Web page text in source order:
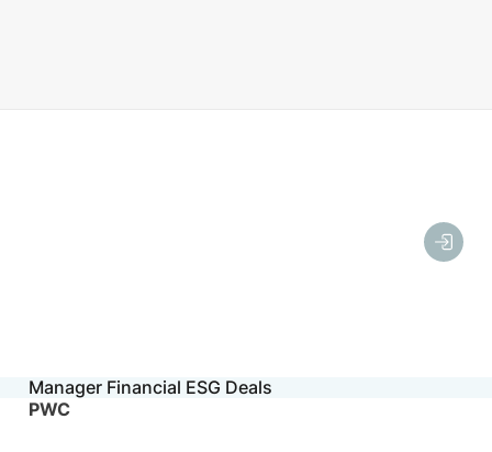
Manager Financial ESG Deals
PWC